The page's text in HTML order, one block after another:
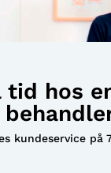
tid hos
kundeservice på